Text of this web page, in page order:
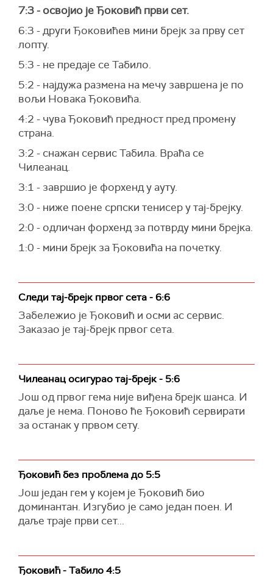
7:3 - освојио је Ђоковић први сет.
6:3 - други Ђоковићев мини брејк за прву сет
лопту.
5:3 - не предаје се Табило.
5:2 - најдужа размена на мечу завршена је по
вољи Новака Ђоковића.
4:2 - чува Ђоковић предност пред промену
страна.
3:2 - снажан сервис Табила. Враћа се
Чилеанац.
3:1 - завршио је форхенд у ауту.
3:0 - ниже поене српски тенисер у тај-брејку.
2:0 - одличан форхенд за потврду мини брејка.
1:0 - мини брејк за Ђоковића на почетку.
Следи тај-брејк првог сета - 6:6
Забележио је Ђоковић и осми ас сервис.
Заказао је тај-брејк првог сета.
Чилеанац осигурао тај-брејк - 5:6
Још од првог гема није виђена брејк шанса. И
даље је нема. Поново ће Ђоковић сервирати
за останак у првом сету.
Ђоковић без проблема до 5:5
Још један гем у којем је Ђоковић био
доминантан. Изгубио је само један поен. И
даље траје први сет...
Ђоковић - Табило 4:5